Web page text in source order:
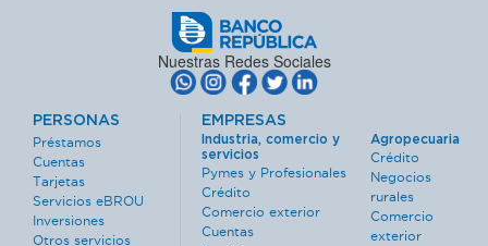
Nuestras Redes Sociales
PERSONAS
Préstamos
Cuentas
Tarjetas
Servicios eBROU
Inversiones
Otros servicios
EMPRESAS
Industria, comercio y
servicios
Pymes y Profesionales
Crédito
Comercio exterior
Cuentas
Agropecuaria
Crédito
Negocios
rurales
Comercio
exterior